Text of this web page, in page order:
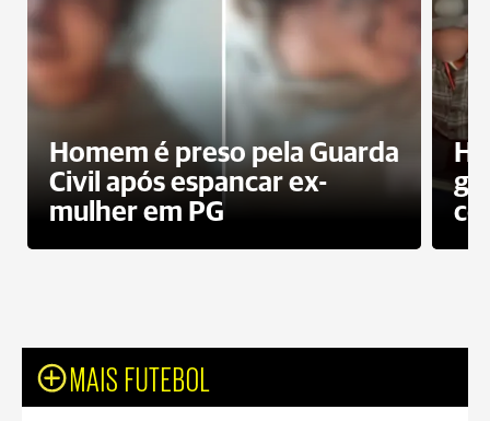
Homem é preso pela Guarda
Civil após espancar ex-
mulher em PG
MAIS FUTEBOL